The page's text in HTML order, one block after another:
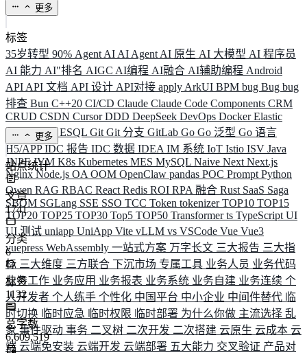
更多
标签
35岁转型 90% Agent AI AI Agent AI 原生 AI 大模型 AI 程序员
AI 能力 AI"排名 AIGC AI编程 AI融合 AI辅助编程 Android
API API 文档 API 设计 API对接 apply ArkUI BPM bug Bug bug
排查 Bun C++20 CI/CD Claude Claude Code Components CRM
CRUD CSDN CursorDDD DeepSeek DevOps DockerElastic
ELK ElysiaESQL Git Git 分支 GitLab Go Go 泛型 Go 语言
H5/APPIDC 报告 IDC 数据 IDEA IM 系统 IoT Istio ISV Java
JNPFJVM K8s Kubernetes MES MySQL Naive Next Next.js
NginxNode.js OA OOM OpenClaw pandas POC Prompt Python
Qwen RAG RBAC React Redis ROI RPA 融合 Rust SaaS Saga
SBOM SGLang SSE SSO TCC Token tokenizerTOP10 TOP15
TOP20 TOP25 TOP30 Top5 TOP50 Transformerts TypeScript UI
UI 测试 uniapp UniApp Vite vLLM vs VSCode Vue Vue3
vuepress WebAssembly 一站式方案 万字长文 三大报告 三大指
标 三大维度 三方联合 下沉市场 专属工具 业务人员 业务代码
业务工作 业务应用 业务报表 业务系统 业务自建 业务连续 个
人开发者 个人练手 个性化 中国平台 中小企业 中间件替代 临
时切换 临时应急 临时权限 临时部署 为什么你做 主流选择 乱
象 事件驱动 事务 二叉树 二次开发 二次搭建 云原生 云成本 云
端 云端免安装 云端开发 云端部署 五大能力 交叉验证 产品对
更多
站点统计
文章
1741
分类
6
标签
1132
总字数
6,609,519